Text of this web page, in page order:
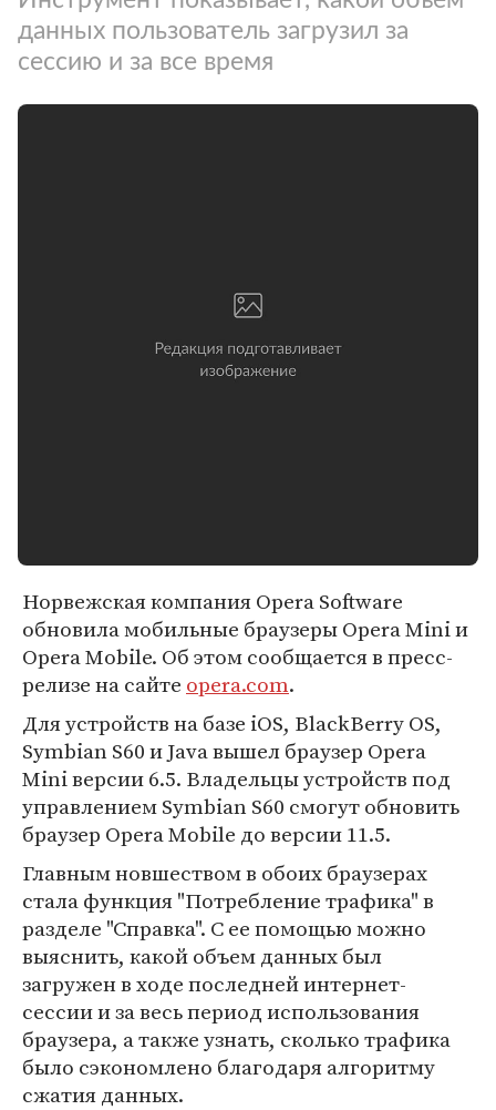
данных пользователь загрузил за
сессию и за все время
Норвежская компания Opera Software
обновила мобильные браузеры Opera Mini и
Opera Mobile. Об этом сообщается в пресс-
релизе на сайте opera.com.
Для устройств на базе iOS, BlackBerry OS,
Symbian S60 и Java вышел браузер Opera
Mini версии 6.5. Владельцы устройств под
управлением Symbian S60 смогут обновить
браузер Opera Mobile до версии 11.5.
Главным новшеством в обоих браузерах
стала функция "Потребление трафика" в
разделе "Справка". С ее помощью можно
выяснить, какой объем данных был
загружен в ходе последней интернет-
сессии и за весь период использования
браузера, а также узнать, сколько трафика
было сэкономлено благодаря алгоритму
сжатия данных.